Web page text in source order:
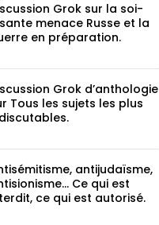
Grok sur la soi-
menace Russe et la
en préparation.
Grok d’anthologie
Tous les sujets les plus
antijudaïsme,
Ce qui est
ce qui est autorisé.